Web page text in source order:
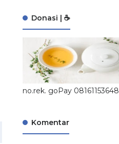
Donasi | ☕
no.rek. goPay 08161153648
Komentar